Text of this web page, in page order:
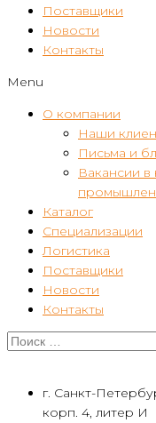
Поставщики
Новости
Контакты
Menu
О компании
Наши
Письма и
Вакансии
Каталог
Специализации
Логистика
Поставщики
Новости
Контакты
г. Санкт-
корп. 4, литер И